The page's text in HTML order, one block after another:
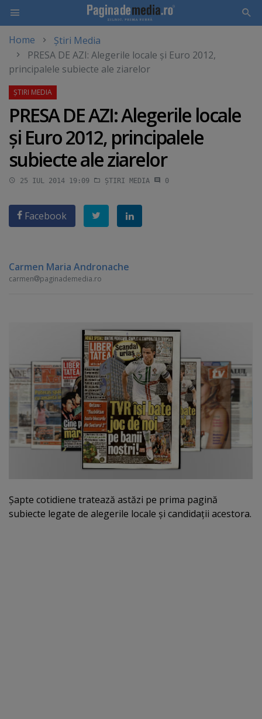
main
content
Home
Știri Media
PRESA DE AZI: Alegerile locale şi Euro 2012,
principalele subiecte ale ziarelor
PRESA DE AZI: Alegerile locale
şi Euro 2012, principalele
subiecte ale ziarelor
25 IUL 2014 19:09 ȘTIRI MEDIA 0
Facebook
Carmen Maria Andronache
carmen paginademedia.ro
Şapte cotidiene tratează astăzi pe prima pagină
subiecte legate de alegerile locale şi candidaţii acestora.